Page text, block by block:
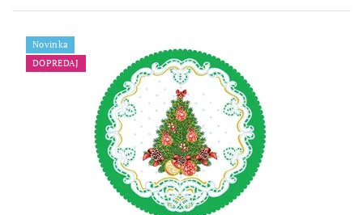
Novinka
DOPREDAJ